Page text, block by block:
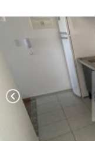
chevron_left